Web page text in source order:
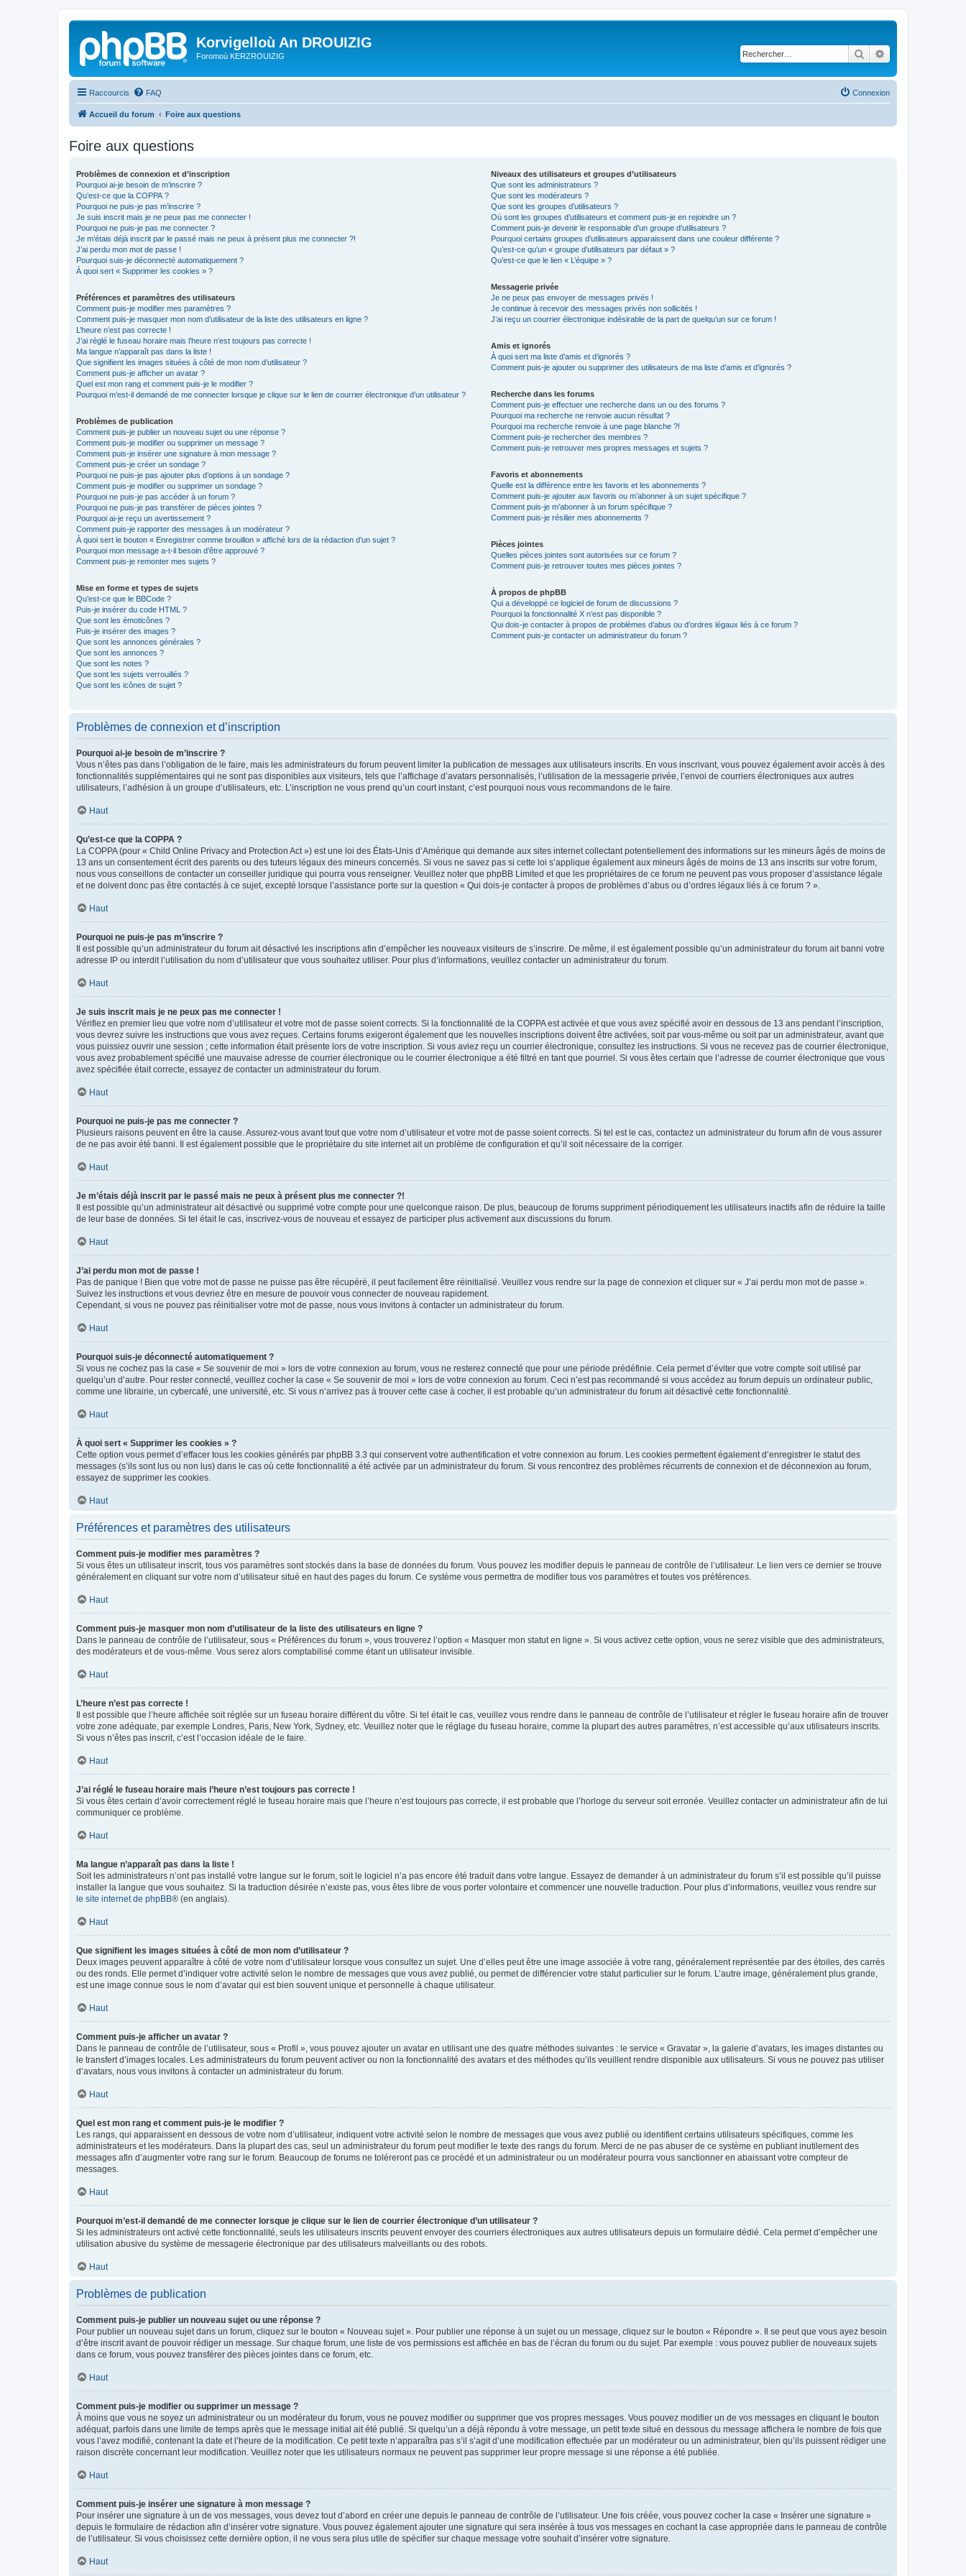
Korvigelloù An DROUIZIG
Foromoù KERZROUIZIG Rechercher
Raccourcis FAQ Connexion
Accueil du forum Foire aux questions
Foire aux questions
Problèmes de connexion et d’inscription
Pourquoi ai-je besoin de m’inscrire ?
Qu’est-ce que la COPPA ?
Pourquoi ne puis-je pas m’inscrire ?
Je suis inscrit mais je ne peux pas me connecter !
Pourquoi ne puis-je pas me connecter ?
Je m’étais déjà inscrit par le passé mais ne peux à présent plus me connecter ?!
J’ai perdu mon mot de passe !
Pourquoi suis-je déconnecté automatiquement ?
À quoi sert « Supprimer les cookies » ?
Préférences et paramètres des utilisateurs
Comment puis-je modifier mes paramètres ?
Comment puis-je masquer mon nom d’utilisateur de la liste des utilisateurs en ligne ?
L’heure n’est pas correcte !
J’ai réglé le fuseau horaire mais l’heure n’est toujours pas correcte !
Ma langue n’apparaît pas dans la liste !
Que signifient les images situées à côté de mon nom d’utilisateur ?
Comment puis-je afficher un avatar ?
Quel est mon rang et comment puis-je le modifier ?
Pourquoi m’est-il demandé de me connecter lorsque je clique sur le lien de courrier électronique d’un utilisateur ?
Problèmes de publication
Comment puis-je publier un nouveau sujet ou une réponse ?
Comment puis-je modifier ou supprimer un message ?
Comment puis-je insérer une signature à mon message ?
Comment puis-je créer un sondage ?
Pourquoi ne puis-je pas ajouter plus d’options à un sondage ?
Comment puis-je modifier ou supprimer un sondage ?
Pourquoi ne puis-je pas accéder à un forum ?
Pourquoi ne puis-je pas transférer de pièces jointes ?
Pourquoi ai-je reçu un avertissement ?
Comment puis-je rapporter des messages à un modérateur ?
À quoi sert le bouton « Enregistrer comme brouillon » affiché lors de la rédaction d’un sujet ?
Pourquoi mon message a-t-il besoin d’être approuvé ?
Comment puis-je remonter mes sujets ?
Mise en forme et types de sujets
Qu’est-ce que le BBCode ?
Puis-je insérer du code HTML ?
Que sont les émoticônes ?
Puis-je insérer des images ?
Que sont les annonces générales ?
Que sont les annonces ?
Que sont les notes ?
Que sont les sujets verrouillés ?
Que sont les icônes de sujet ?
Niveaux des utilisateurs et groupes d’utilisateurs
Que sont les administrateurs ?
Que sont les modérateurs ?
Que sont les groupes d’utilisateurs ?
Où sont les groupes d’utilisateurs et comment puis-je en rejoindre un ?
Comment puis-je devenir le responsable d’un groupe d’utilisateurs ?
Pourquoi certains groupes d’utilisateurs apparaissent dans une couleur différente ?
Qu’est-ce qu’un « groupe d’utilisateurs par défaut » ?
Qu’est-ce que le lien « L’équipe » ?
Messagerie privée
Je ne peux pas envoyer de messages privés !
Je continue à recevoir des messages privés non sollicités !
J’ai reçu un courrier électronique indésirable de la part de quelqu’un sur ce forum !
Amis et ignorés
À quoi sert ma liste d’amis et d’ignorés ?
Comment puis-je ajouter ou supprimer des utilisateurs de ma liste d’amis et d’ignorés ?
Recherche dans les forums
Comment puis-je effectuer une recherche dans un ou des forums ?
Pourquoi ma recherche ne renvoie aucun résultat ?
Pourquoi ma recherche renvoie à une page blanche ?!
Comment puis-je rechercher des membres ?
Comment puis-je retrouver mes propres messages et sujets ?
Favoris et abonnements
Quelle est la différence entre les favoris et les abonnements ?
Comment puis-je ajouter aux favoris ou m’abonner à un sujet spécifique ?
Comment puis-je m’abonner à un forum spécifique ?
Comment puis-je résilier mes abonnements ?
Pièces jointes
Quelles pièces jointes sont autorisées sur ce forum ?
Comment puis-je retrouver toutes mes pièces jointes ?
À propos de phpBB
Qui a développé ce logiciel de forum de discussions ?
Pourquoi la fonctionnalité X n’est pas disponible ?
Qui dois-je contacter à propos de problèmes d’abus ou d’ordres légaux liés à ce forum ?
Comment puis-je contacter un administrateur du forum ?
Problèmes de connexion et d’inscription
Pourquoi ai-je besoin de m’inscrire ?
Vous n’êtes pas dans l’obligation de le faire, mais les administrateurs du forum peuvent limiter la publication de messages aux utilisateurs inscrits. En vous inscrivant, vous pouvez également avoir accès à des
fonctionnalités supplémentaires qui ne sont pas disponibles aux visiteurs, tels que l’affichage d’avatars personnalisés, l’utilisation de la messagerie privée, l’envoi de courriers électroniques aux autres
utilisateurs, l’adhésion à un groupe d’utilisateurs, etc. L’inscription ne vous prend qu’un court instant, c’est pourquoi nous vous recommandons de le faire.
Haut
Qu’est-ce que la COPPA ?
La COPPA (pour « Child Online Privacy and Protection Act ») est une loi des États-Unis d’Amérique qui demande aux sites internet collectant potentiellement des informations sur les mineurs âgés de moins de
13 ans un consentement écrit des parents ou des tuteurs légaux des mineurs concernés. Si vous ne savez pas si cette loi s’applique également aux mineurs âgés de moins de 13 ans inscrits sur votre forum,
nous vous conseillons de contacter un conseiller juridique qui pourra vous renseigner. Veuillez noter que phpBB Limited et que les propriétaires de ce forum ne peuvent pas vous proposer d’assistance légale
et ne doivent donc pas être contactés à ce sujet, excepté lorsque l’assistance porte sur la question « Qui dois-je contacter à propos de problèmes d’abus ou d’ordres légaux liés à ce forum ? ».
Haut
Pourquoi ne puis-je pas m’inscrire ?
Il est possible qu’un administrateur du forum ait désactivé les inscriptions afin d’empêcher les nouveaux visiteurs de s’inscrire. De même, il est également possible qu’un administrateur du forum ait banni votre
adresse IP ou interdit l’utilisation du nom d’utilisateur que vous souhaitez utiliser. Pour plus d’informations, veuillez contacter un administrateur du forum.
Haut
Je suis inscrit mais je ne peux pas me connecter !
Vérifiez en premier lieu que votre nom d’utilisateur et votre mot de passe soient corrects. Si la fonctionnalité de la COPPA est activée et que vous avez spécifié avoir en dessous de 13 ans pendant l’inscription,
vous devrez suivre les instructions que vous avez reçues. Certains forums exigeront également que les nouvelles inscriptions doivent être activées, soit par vous-même ou soit par un administrateur, avant que
vous puissiez ouvrir une session ; cette information était présente lors de votre inscription. Si vous aviez reçu un courrier électronique, consultez les instructions. Si vous ne recevez pas de courrier électronique,
vous avez probablement spécifié une mauvaise adresse de courrier électronique ou le courrier électronique a été filtré en tant que pourriel. Si vous êtes certain que l’adresse de courrier électronique que vous
avez spécifiée était correcte, essayez de contacter un administrateur du forum.
Haut
Pourquoi ne puis-je pas me connecter ?
Plusieurs raisons peuvent en être la cause. Assurez-vous avant tout que votre nom d’utilisateur et votre mot de passe soient corrects. Si tel est le cas, contactez un administrateur du forum afin de vous assurer
de ne pas avoir été banni. Il est également possible que le propriétaire du site internet ait un problème de configuration et qu’il soit nécessaire de la corriger.
Haut
Je m’étais déjà inscrit par le passé mais ne peux à présent plus me connecter ?!
Il est possible qu’un administrateur ait désactivé ou supprimé votre compte pour une quelconque raison. De plus, beaucoup de forums suppriment périodiquement les utilisateurs inactifs afin de réduire la taille
de leur base de données. Si tel était le cas, inscrivez-vous de nouveau et essayez de participer plus activement aux discussions du forum.
Haut
J’ai perdu mon mot de passe !
Pas de panique ! Bien que votre mot de passe ne puisse pas être récupéré, il peut facilement être réinitialisé. Veuillez vous rendre sur la page de connexion et cliquer sur « J’ai perdu mon mot de passe ».
Suivez les instructions et vous devriez être en mesure de pouvoir vous connecter de nouveau rapidement.
Cependant, si vous ne pouvez pas réinitialiser votre mot de passe, nous vous invitons à contacter un administrateur du forum.
Haut
Pourquoi suis-je déconnecté automatiquement ?
Si vous ne cochez pas la case « Se souvenir de moi » lors de votre connexion au forum, vous ne resterez connecté que pour une période prédéfinie. Cela permet d’éviter que votre compte soit utilisé par
quelqu’un d’autre. Pour rester connecté, veuillez cocher la case « Se souvenir de moi » lors de votre connexion au forum. Ceci n’est pas recommandé si vous accédez au forum depuis un ordinateur public,
comme une librairie, un cybercafé, une université, etc. Si vous n’arrivez pas à trouver cette case à cocher, il est probable qu’un administrateur du forum ait désactivé cette fonctionnalité.
Haut
À quoi sert « Supprimer les cookies » ?
Cette option vous permet d’effacer tous les cookies générés par phpBB 3.3 qui conservent votre authentification et votre connexion au forum. Les cookies permettent également d’enregistrer le statut des
messages (s’ils sont lus ou non lus) dans le cas où cette fonctionnalité a été activée par un administrateur du forum. Si vous rencontrez des problèmes récurrents de connexion et de déconnexion au forum,
essayez de supprimer les cookies.
Haut
Préférences et paramètres des utilisateurs
Comment puis-je modifier mes paramètres ?
Si vous êtes un utilisateur inscrit, tous vos paramètres sont stockés dans la base de données du forum. Vous pouvez les modifier depuis le panneau de contrôle de l’utilisateur. Le lien vers ce dernier se trouve
généralement en cliquant sur votre nom d’utilisateur situé en haut des pages du forum. Ce système vous permettra de modifier tous vos paramètres et toutes vos préférences.
Haut
Comment puis-je masquer mon nom d’utilisateur de la liste des utilisateurs en ligne ?
Dans le panneau de contrôle de l’utilisateur, sous « Préférences du forum », vous trouverez l’option « Masquer mon statut en ligne ». Si vous activez cette option, vous ne serez visible que des administrateurs,
des modérateurs et de vous-même. Vous serez alors comptabilisé comme étant un utilisateur invisible.
Haut
L’heure n’est pas correcte !
Il est possible que l’heure affichée soit réglée sur un fuseau horaire différent du vôtre. Si tel était le cas, veuillez vous rendre dans le panneau de contrôle de l’utilisateur et régler le fuseau horaire afin de trouver
votre zone adéquate, par exemple Londres, Paris, New York, Sydney, etc. Veuillez noter que le réglage du fuseau horaire, comme la plupart des autres paramètres, n’est accessible qu’aux utilisateurs inscrits.
Si vous n’êtes pas inscrit, c’est l’occasion idéale de le faire.
Haut
J’ai réglé le fuseau horaire mais l’heure n’est toujours pas correcte !
Si vous êtes certain d’avoir correctement réglé le fuseau horaire mais que l’heure n’est toujours pas correcte, il est probable que l’horloge du serveur soit erronée. Veuillez contacter un administrateur afin de lui
communiquer ce problème.
Haut
Ma langue n’apparaît pas dans la liste !
Soit les administrateurs n’ont pas installé votre langue sur le forum, soit le logiciel n’a pas encore été traduit dans votre langue. Essayez de demander à un administrateur du forum s’il est possible qu’il puisse
installer la langue que vous souhaitez. Si la traduction désirée n’existe pas, vous êtes libre de vous porter volontaire et commencer une nouvelle traduction. Pour plus d’informations, veuillez vous rendre sur
le site internet de phpBB® (en anglais).
Haut
Que signifient les images situées à côté de mon nom d’utilisateur ?
Deux images peuvent apparaître à côté de votre nom d’utilisateur lorsque vous consultez un sujet. Une d’elles peut être une image associée à votre rang, généralement représentée par des étoiles, des carrés
ou des ronds. Elle permet d’indiquer votre activité selon le nombre de messages que vous avez publié, ou permet de différencier votre statut particulier sur le forum. L’autre image, généralement plus grande,
est une image connue sous le nom d’avatar qui est bien souvent unique et personnelle à chaque utilisateur.
Haut
Comment puis-je afficher un avatar ?
Dans le panneau de contrôle de l’utilisateur, sous « Profil », vous pouvez ajouter un avatar en utilisant une des quatre méthodes suivantes : le service « Gravatar », la galerie d’avatars, les images distantes ou
le transfert d’images locales. Les administrateurs du forum peuvent activer ou non la fonctionnalité des avatars et des méthodes qu’ils veuillent rendre disponible aux utilisateurs. Si vous ne pouvez pas utiliser
d’avatars, nous vous invitons à contacter un administrateur du forum.
Haut
Quel est mon rang et comment puis-je le modifier ?
Les rangs, qui apparaissent en dessous de votre nom d’utilisateur, indiquent votre activité selon le nombre de messages que vous avez publié ou identifient certains utilisateurs spécifiques, comme les
administrateurs et les modérateurs. Dans la plupart des cas, seul un administrateur du forum peut modifier le texte des rangs du forum. Merci de ne pas abuser de ce système en publiant inutilement des
messages afin d’augmenter votre rang sur le forum. Beaucoup de forums ne toléreront pas ce procédé et un administrateur ou un modérateur pourra vous sanctionner en abaissant votre compteur de
messages.
Haut
Pourquoi m’est-il demandé de me connecter lorsque je clique sur le lien de courrier électronique d’un utilisateur ?
Si les administrateurs ont activé cette fonctionnalité, seuls les utilisateurs inscrits peuvent envoyer des courriers électroniques aux autres utilisateurs depuis un formulaire dédié. Cela permet d’empêcher une
utilisation abusive du système de messagerie électronique par des utilisateurs malveillants ou des robots.
Haut
Problèmes de publication
Comment puis-je publier un nouveau sujet ou une réponse ?
Pour publier un nouveau sujet dans un forum, cliquez sur le bouton « Nouveau sujet ». Pour publier une réponse à un sujet ou un message, cliquez sur le bouton « Répondre ». Il se peut que vous ayez besoin
d’être inscrit avant de pouvoir rédiger un message. Sur chaque forum, une liste de vos permissions est affichée en bas de l’écran du forum ou du sujet. Par exemple : vous pouvez publier de nouveaux sujets
dans ce forum, vous pouvez transférer des pièces jointes dans ce forum, etc.
Haut
Comment puis-je modifier ou supprimer un message ?
À moins que vous ne soyez un administrateur ou un modérateur du forum, vous ne pouvez modifier ou supprimer que vos propres messages. Vous pouvez modifier un de vos messages en cliquant le bouton
adéquat, parfois dans une limite de temps après que le message initial ait été publié. Si quelqu’un a déjà répondu à votre message, un petit texte situé en dessous du message affichera le nombre de fois que
vous l’avez modifié, contenant la date et l’heure de la modification. Ce petit texte n’apparaîtra pas s’il s’agit d’une modification effectuée par un modérateur ou un administrateur, bien qu’ils puissent rédiger une
raison discrète concernant leur modification. Veuillez noter que les utilisateurs normaux ne peuvent pas supprimer leur propre message si une réponse a été publiée.
Haut
Comment puis-je insérer une signature à mon message ?
Pour insérer une signature à un de vos messages, vous devez tout d’abord en créer une depuis le panneau de contrôle de l’utilisateur. Une fois créée, vous pouvez cocher la case « Insérer une signature »
depuis le formulaire de rédaction afin d’insérer votre signature. Vous pouvez également ajouter une signature qui sera insérée à tous vos messages en cochant la case appropriée dans le panneau de contrôle
de l’utilisateur. Si vous choisissez cette dernière option, il ne vous sera plus utile de spécifier sur chaque message votre souhait d’insérer votre signature.
Haut